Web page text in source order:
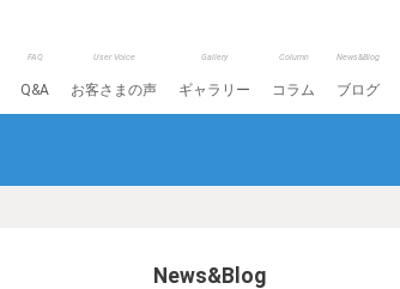
FAQ
Q&A
User Voice
お客さまの声
Gallery
ギャラリー
Column
コラム
News&Blog
ブログ
News&Blog